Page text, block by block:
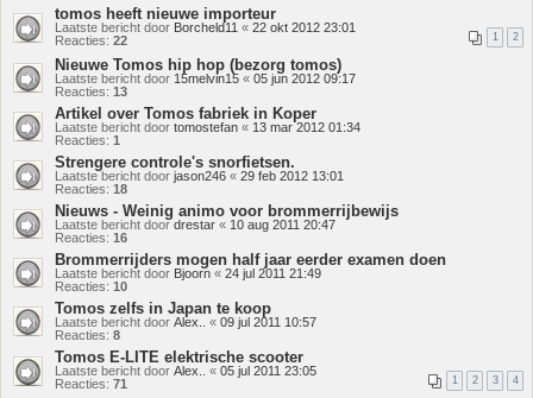
tomos heeft nieuwe importeur
Laatste bericht door Borcheld11 « 22 okt 2012 23:01
Reacties: 22 1 2
Nieuwe Tomos hip hop (bezorg tomos)
Laatste bericht door 15melvin15 « 05 jun 2012 09:17
Reacties: 13
Artikel over Tomos fabriek in Koper
Laatste bericht door tomostefan « 13 mar 2012 01:34
Reacties: 1
Strengere controle's snorfietsen.
Laatste bericht door jason246 « 29 feb 2012 13:01
Reacties: 18
Nieuws - Weinig animo voor brommerrijbewijs
Laatste bericht doordrestar « 10 aug 2011 20:47
Reacties: 16
Brommerrijders mogen half jaar eerder examen doen
Laatste bericht door Bjoorn « 24 jul 2011 21:49
Reacties: 10
Tomos zelfs in Japan te koop
Laatste bericht door Alex.. « 09 jul 2011 10:57
Reacties: 8
Tomos E-LITE elektrische scooter
Laatste bericht door Alex.. « 05 jul 2011 23:05
Reacties: 71 1 2 3 4